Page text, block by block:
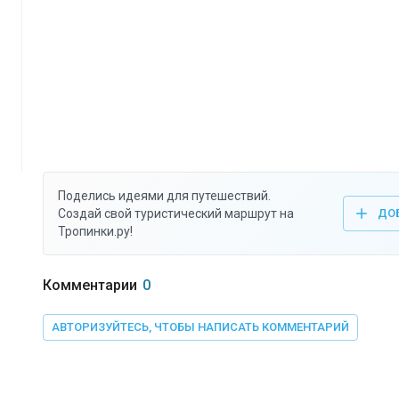
Поделись идеями для путешествий.
Создай свой туристический маршрут на
Тропинки.ру!
Комментарии 0
АВТОРИЗУЙТЕСЬ, ЧТОБЫ НАПИСАТЬ КОММЕНТАРИЙ